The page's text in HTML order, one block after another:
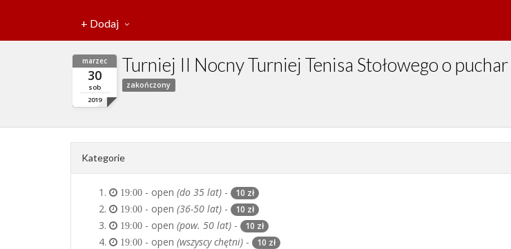
+ Dodaj
marzec
30
sob
2019
Turniej II Nocny Turniej Tenisa Stołowego o
zakończony
Kategorie
19:00 - open (do 35 lat) - 10 zł
19:00 - open (36-50 lat) - 10 zł
19:00 - open (pow. 50 lat) - 10 zł
19:00 - open (wszyscy chętni) - 10 zł